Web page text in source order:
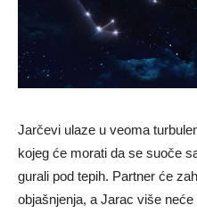
Jarčevi ulaze u veoma
kojeg će morati da se suoče
gurali pod tepih. Partner će
objašnjenja, a Jarac više